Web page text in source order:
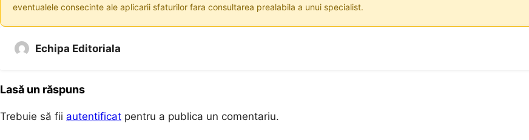
eventualele consecinte ale aplicarii sfaturilor fara consultarea prealabila a unui specialist.
Echipa Editoriala
Lasă un răspuns
Trebuie să fii autentificat pentru a publica un comentariu.